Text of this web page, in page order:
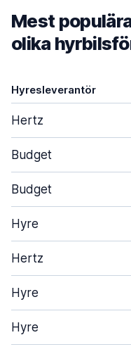
Mest
olika
Hyresleverantör
Hertz
Budget
Budget
Hyre
Hertz
Hyre
Hyre